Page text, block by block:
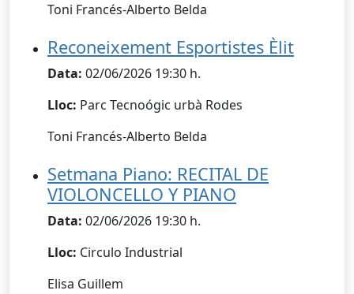
Toni Francés-Alberto Belda
Reconeixement Esportistes Èlit
Data: 02/06/2026 19:30 h.
Lloc: Parc Tecnoógic urbà Rodes
Toni Francés-Alberto Belda
Setmana Piano: RECITAL DE
VIOLONCELLO Y PIANO
Data: 02/06/2026 19:30 h.
Lloc: Circulo Industrial
Elisa Guillem